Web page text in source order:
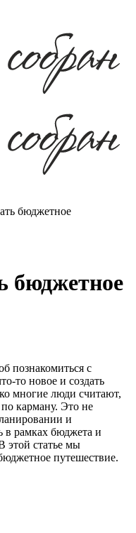
бюджетное
бюджетное
познакомиться с
то новое и создать
многие люди считают,
карману. Это не
и
в рамках бюджета и
этой статье мы
путешествие.